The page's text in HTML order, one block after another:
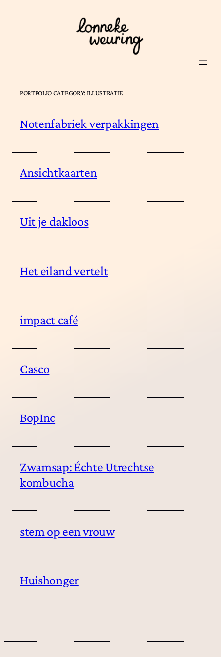
PORTFOLIO CATEGORY:ILLUSTRATIE
Notenfabriek verpakkingen
Ansichtkaarten
Uit je dakloos
Het eiland vertelt
impact café
Casco
BopInc
Zwamsap: Échte Utrechtse
kombucha
stem op een vrouw
Huishonger